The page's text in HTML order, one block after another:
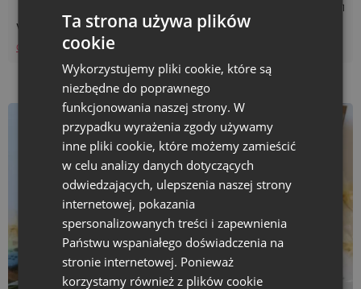
15/01/2021
Welur - jak powstaje i gdzie jest wykorzystywany?
Czytaj więcej
Ta strona używa plików
cookie
Wykorzystujemy pliki cookie, które są
niezbędne do poprawnego
funkcjonowania naszej strony. W
przypadku wyrażenia zgody używamy
inne pliki cookie, które możemy zamieścić
w celu analizy danych dotyczących
odwiedzających, ulepszenia naszej strony
internetowej, pokazania
spersonalizowanych treści i zapewnienia
Państwu wspaniałego doświadczenia na
stronie internetowej. Ponieważ
korzystamy również z plików cookie